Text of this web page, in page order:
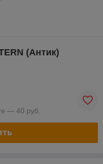
(Антик)
— 40 руб.